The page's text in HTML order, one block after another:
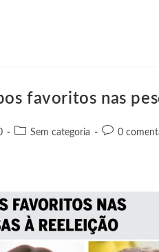
favoritos nas
Sem categoria 0